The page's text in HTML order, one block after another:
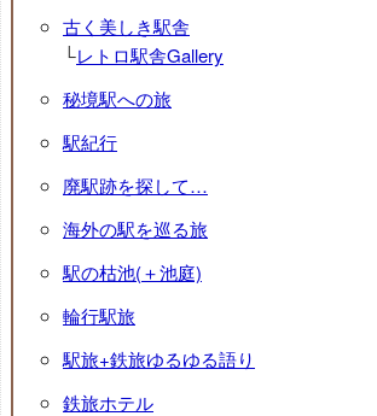
古く美しき駅舎
└レトロ駅舎Gallery
秘境駅への旅
駅紀行
廃駅跡を探して…
海外の駅を巡る旅
駅の枯池(＋池庭)
輪行駅旅
駅旅+鉄旅ゆるゆる語り
鉄旅ホテル